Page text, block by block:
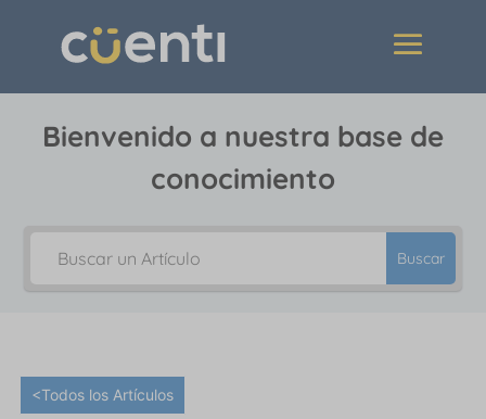
Bienvenido a nuestra base de
conocimiento
Buscar
<Todos los Artículos